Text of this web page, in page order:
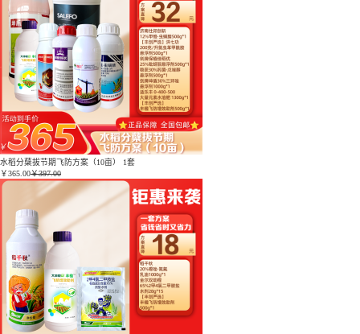
水稻分蘖拔节期飞防方案（10亩） 1套
￥365.00￥397.00